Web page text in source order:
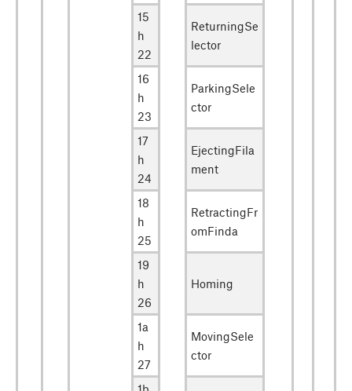
15
h
22
ReturningSe
lector
16
h
23
ParkingSele
ctor
17
h
24
EjectingFila
ment
18
h
25
RetractingFr
omFinda
19
h
26
Homing
1a
h
27
MovingSele
ctor